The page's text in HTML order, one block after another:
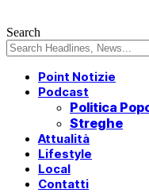
Search
Point Notizie
Podcast
Politica
Streghe
Attualità
Lifestyle
Local
Contatti